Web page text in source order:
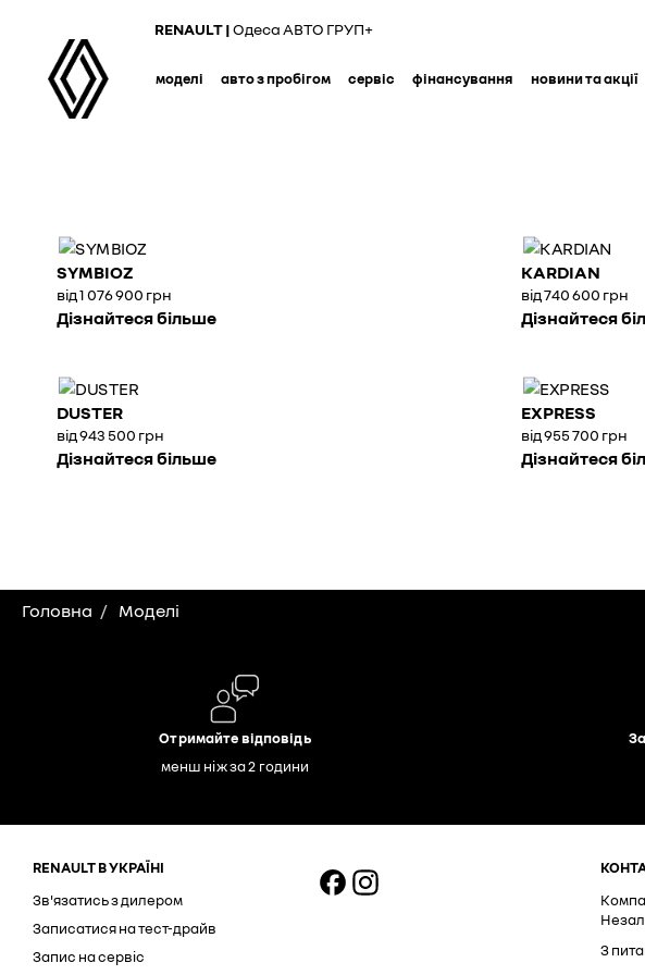
content
RENAULT |Одеса АВТО ГРУП+
моделі авто з пробігом сервіс фінансування новини та акції
SYMBIOZ
від 1 076 900 грн
Дізнайтеся більше
KARDIAN
від 740 600 грн
Дізнайтеся
DUSTER
від 943 500 грн
Дізнайтеся більше
EXPRESS
від 955 700 грн
Дізнайтеся
Головна Моделі
Отримайте відповідь
менш ніж за 2 години
RENAULT В УКРАЇНІ
Зв'язатись з дилером
Записатися на тест-драйв
Запис на сервіс
З